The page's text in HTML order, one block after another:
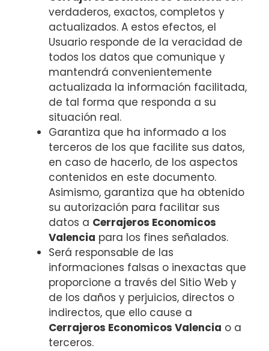
verdaderos, exactos, completos y
actualizados. A estos efectos, el
Usuario responde de la veracidad de
todos los datos que comunique y
mantendrá convenientemente
actualizada la información facilitada,
de tal forma que responda a su
situación real.
Garantiza que ha informado a los
terceros de los que facilite sus datos,
en caso de hacerlo, de los aspectos
contenidos en este documento.
Asimismo, garantiza que ha obtenido
su autorización para facilitar sus
datos a Cerrajeros Economicos
Valencia para los fines señalados.
Será responsable de las
informaciones falsas o inexactas que
proporcione a través del Sitio Web y
de los daños y perjuicios, directos o
indirectos, que ello cause a
Cerrajeros Economicos Valencia o a
terceros.